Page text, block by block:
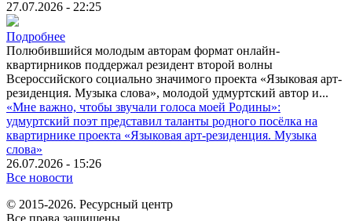
27.07.2026 - 22:25
Подробнее
Полюбившийся молодым авторам формат онлайн-
квартирников поддержал резидент второй волны
Всероссийского социально значимого проекта «Языковая арт-
резиденция. Музыка слова», молодой удмуртский автор и...
«Мне важно, чтобы звучали голоса моей Родины»:
удмуртский поэт представил таланты родного посёлка на
квартирнике проекта «Языковая арт-резиденция. Музыка
слова»
26.07.2026 - 15:26
Все новости
© 2015-2026. Ресурсный центр